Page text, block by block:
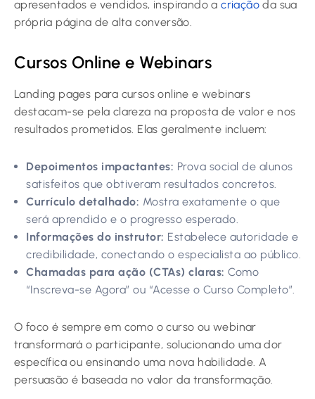
apresentados e vendidos, inspirando acriação da sua
própria página de alta conversão.
Cursos Online e Webinars
Landing pages para cursos online e webinars
destacam-se pela clareza na proposta de valor e nos
resultados prometidos. Elas geralmente incluem:
Depoimentos impactantes: Prova social de alunos
satisfeitos que obtiveram resultados concretos.
Currículo detalhado: Mostra exatamente o que
será aprendido e o progresso esperado.
Informações do instrutor: Estabelece autoridade e
credibilidade, conectando o especialista ao público.
Chamadas para ação (CTAs) claras: Como
“Inscreva-se Agora” ou “Acesse o Curso Completo”.
O foco é sempre em como o curso ou webinar
transformará o participante, solucionando uma dor
específica ou ensinando uma nova habilidade. A
persuasão é baseada no valor da transformação.